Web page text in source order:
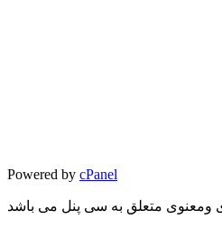
Powered by cPanel